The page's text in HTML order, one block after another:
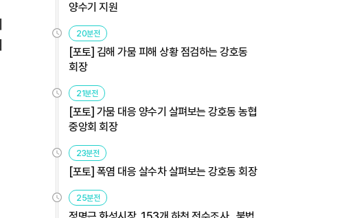
양수기 지원
20분전
[포토] 김해 가뭄 피해 상황 점검하는 강호동
회장
21분전
[포토] 가뭄 대응 양수기 살펴보는 강호동 농협
중앙회 회장
23분전
[포토] 폭염 대응 살수차 살펴보는 강호동 회장
25분전